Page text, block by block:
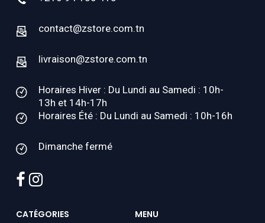
contact@zstore.com.tn
livraison@zstore.com.tn
Horaires Hiver : Du Lundi au Samedi : 10h-
13h et 14h-17h
Horaires Été : Du Lundi au Samedi : 10h-16h
Dimanche fermé
facebook
instagram
CATÉGORIES MENU